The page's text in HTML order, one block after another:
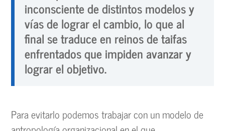
inconsciente de distintos modelos y
vías de lograr el cambio, lo que al
final se traduce en reinos de taifas
enfrentados que impiden avanzar y
lograr el objetivo.
Para evitarlo podemos trabajar con un modelo de